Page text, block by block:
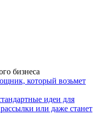
бизнеса
который возьмет
идеи для
или даже станет